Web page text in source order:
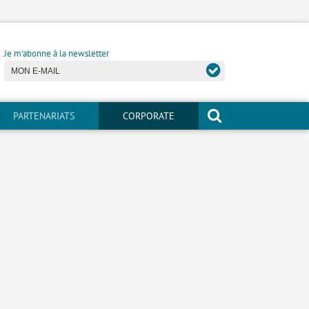
Je m'abonne à la newsletter
PARTENARIATS CORPORATE